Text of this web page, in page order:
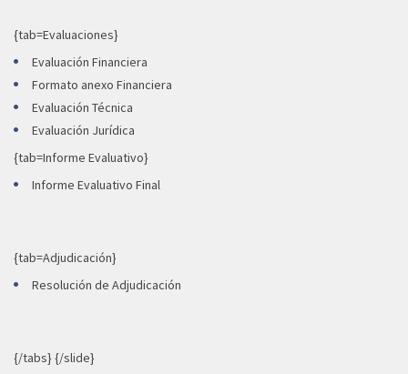
{tab=Evaluaciones}
Evaluación Financiera
Formato anexo Financiera
Evaluación Técnica
Evaluación Jurídica
{tab=Informe Evaluativo}
Informe Evaluativo Final
{tab=Adjudicación}
Resolución de Adjudicación
{/tabs} {/slide}